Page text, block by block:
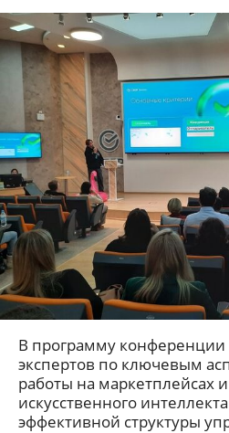
В программу
экспертов по ключевым
работы на маркетплейсах
искусственного
эффективной структуры